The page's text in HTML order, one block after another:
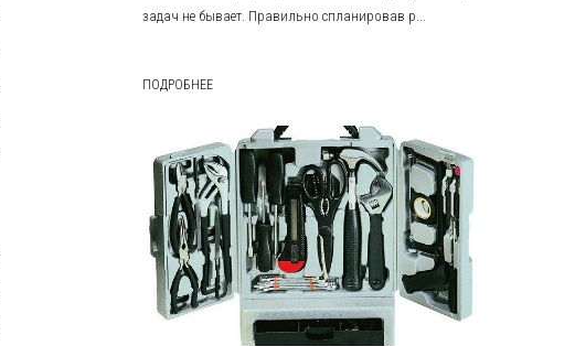
задач не бывает. Правильно спланировав р...
ПОДРОБНЕЕ